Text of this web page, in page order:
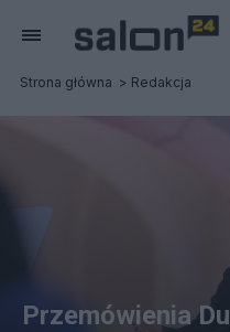
Strona główna Redakcja
Przemówienia